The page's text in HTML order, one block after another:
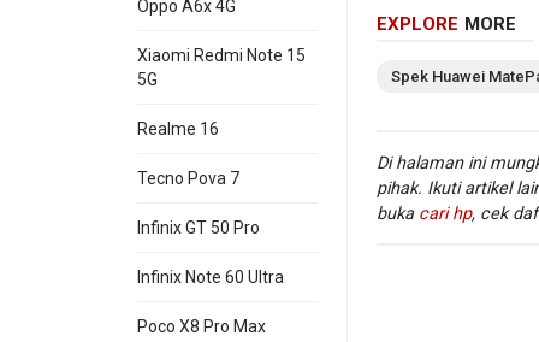
Oppo A6x 4G
Xiaomi Redmi Note 15
5G
Realme 16
Tecno Pova 7
Infinix GT 50 Pro
Infinix Note 60 Ultra
Poco X8 Pro Max
EXPLORE MORE
Spek Huawei
Di halaman ini
pihak. Ikuti artikel
buka cari hp, cek